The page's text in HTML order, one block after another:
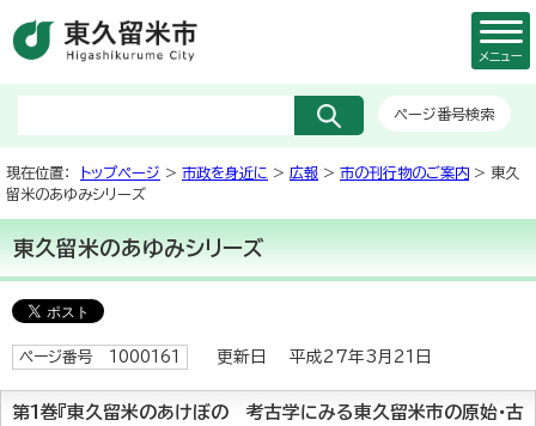
ページ番号検索
メニュー
現在位置： トップページ > 市政を身近に > 広報 > 市の刊行物のご案内 > 東久
留米のあゆみシリーズ
東久留米のあゆみシリーズ
ページ番号 1000161 更新日 平成27年3月21日
第1巻『東久留米のあけぼの 考古学にみる東久留米市の原始・古